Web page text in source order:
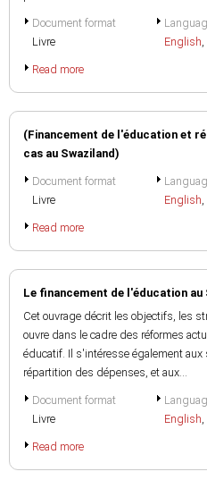
Document format
Livre
English,
Read more
(Financement de l'éducation et
cas au Swaziland)
Document format
Livre
English,
Read more
Le financement de l'éducation au
Cet ouvrage décrit les objectifs, les
ouvre dans le cadre des réformes
éducatif. Il s'intéresse également aux
répartition des dépenses, et aux...
Document format
Livre
English,
Read more